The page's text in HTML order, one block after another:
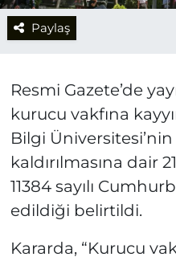
Paylaş
Resmi Gazete’de
kurucu vakfına
Bilgi
kaldırılmasına dair
11384 sayılı
edildiği belirtildi.
Kararda, “Kurucu